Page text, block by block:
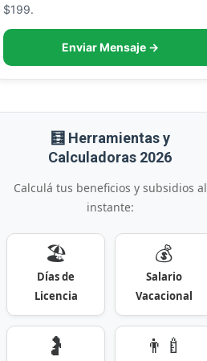
$199.
Enviar Mensaje →
🧮 Herramientas y
Calculadoras 2026
Calculá tus beneficios y subsidios al
instante:
🏖️
Días de
Licencia
💰
Salario
Vacacional
🤰 👨‍🍼